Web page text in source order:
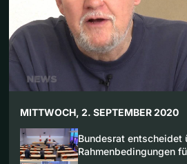
MITTWOCH, 2. SEPTEMBER 2020
Bundesrat entscheidet
Rahmenbedingungen